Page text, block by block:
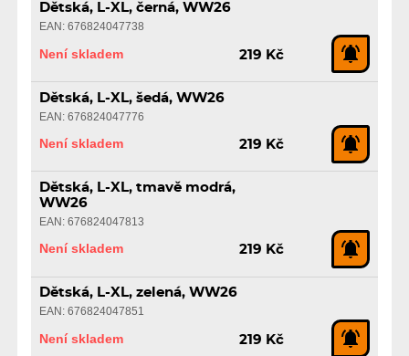
Dětská, L-XL, černá, WW26
EAN: 676824047738
Není skladem 219 Kč
Dětská, L-XL, šedá, WW26
EAN: 676824047776
Není skladem 219 Kč
Dětská, L-XL, tmavě modrá,
WW26
EAN: 676824047813
Není skladem 219 Kč
Dětská, L-XL, zelená, WW26
EAN: 676824047851
Není skladem 219 Kč